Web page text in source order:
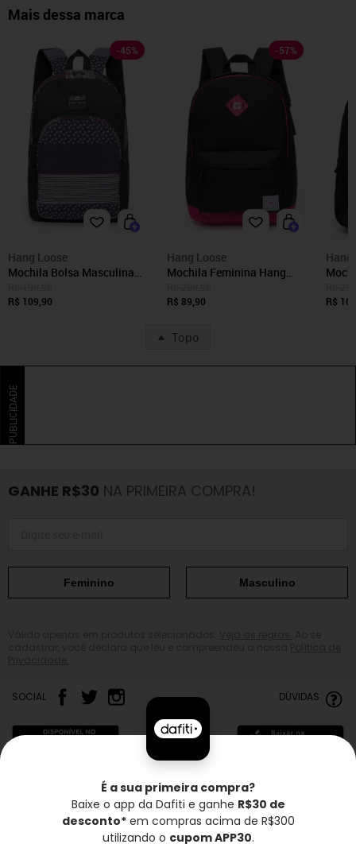
Mais dessa marca
-45%
Hang Loose
Mochila Bolsa Masculina
Faculdade Moderna
R$ 109,90
-57%
Hang Loose
Mochila Feminina Hang
Faculdade
R$ 89,90
Hang
R$
Topo
PUBLICIDADE
GANHE R$30 NA PRIMEIRA COMPRA!
Feminino Masculino
SOCIAL DÚVIDAS
Frete grátis* Troca grátis Entrega rápida
É a sua primeira compra?
Baixe o app da Dafiti e ganhe R$30 de
desconto*em compras acima de R$300
utilizando o cupom APP30.